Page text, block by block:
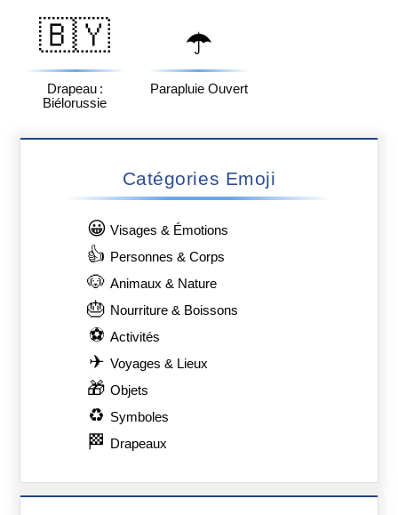
🇧🇾
Drapeau :
Biélorussie
☂️
Parapluie Ouvert
Catégories Emoji
😀 Visages & Émotions
👍 Personnes & Corps
🐶 Animaux & Nature
🎂 Nourriture & Boissons
⚽ Activités
✈ Voyages & Lieux
🎁 Objets
♻ Symboles
🏁 Drapeaux